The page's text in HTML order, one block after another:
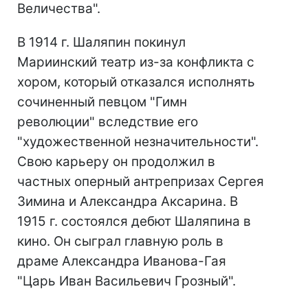
Величества".
В 1914 г. Шаляпин покинул
Мариинский театр из-за конфликта с
хором, который отказался исполнять
сочиненный певцом "Гимн
революции" вследствие его
"художественной незначительности".
Свою карьеру он продолжил в
частных оперный антрепризах Сергея
Зимина и Александра Аксарина. В
1915 г. состоялся дебют Шаляпина в
кино. Он сыграл главную роль в
драме Александра Иванова-Гая
"Царь Иван Васильевич Грозный".